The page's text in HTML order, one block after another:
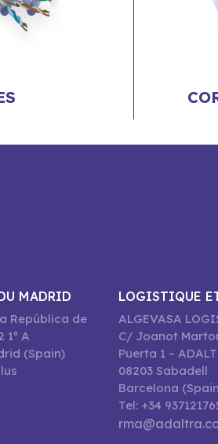
MADRID
República de
1º A
(Spain)
LOGISTIQUE
ALGEVASA
C/ Joanot
Puerta 1 –
08203 Sabadell
Barcelona
Tel: +34